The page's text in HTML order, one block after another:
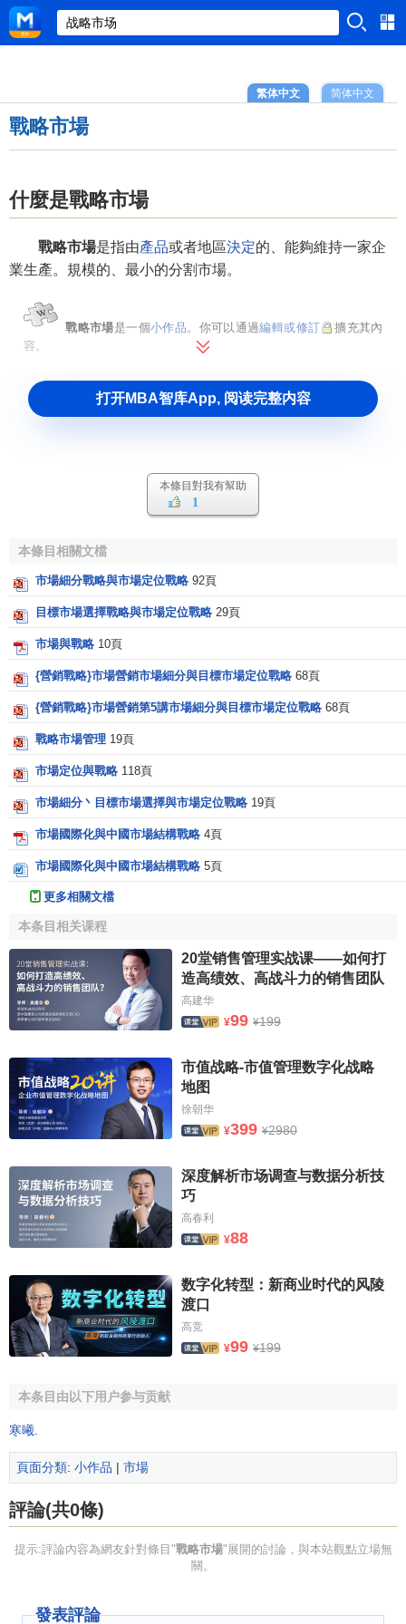
简体中文
繁体中文
戰略市場
什麼是戰略市場
戰略市場是指由產品或者地區決定的、能夠維持一家企
業生產。規模的、最小的分割市場。
戰略市場是一個小作品。你可以通過編輯或修訂
擴充其內
容。
打开MBA智库App, 阅读完整内容
本條目對我有幫助
1
本條目相關文檔
市場細分戰略與市場定位戰略 92頁
目標市場選擇戰略與市場定位戰略 29頁
市場與戰略 10頁
{營銷戰略}市場營銷市場細分與目標市場定位戰略 68頁
{營銷戰略}市場營銷第5講市場細分與目標市場定位戰略 68頁
戰略市場管理 19頁
市場定位與戰略 118頁
市場細分丶目標市場選擇與市場定位戰略 19頁
市場國際化與中國市場結構戰略 4頁
市場國際化與中國市場結構戰略 5頁
更多相關文檔
本条目相关课程
20堂销售管理实战课——如何打
造高绩效、高战斗力的销售团队
高建华
¥99 ¥199
市值战略-市值管理数字化战略
地图
徐朝华
¥399 ¥2980
深度解析市场调查与数据分析技
巧
高春利
¥88
数字化转型：新商业时代的风陵
渡口
高竞
¥99 ¥199
本条目由以下用户参与贡献
寒曦
頁面分類: 小作品 | 市場
評論(共0條)
提示:評論內容為網友針對條目"戰略市場"展開的討論，與本站觀點立場無
關。
發表評論